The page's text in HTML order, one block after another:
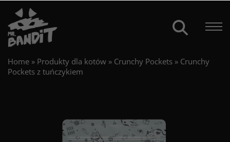
Home » Produkty dla kotów » Crunchy Pockets » Crunchy
Pockets z tuńczykiem